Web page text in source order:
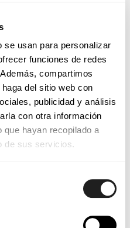
se usan para personalizar
funciones de redes
compartimos
del sitio web con
publicidad y análisis
con otra información
que hayan recopilado a
de sus servicios.
y
y externas para
en redes